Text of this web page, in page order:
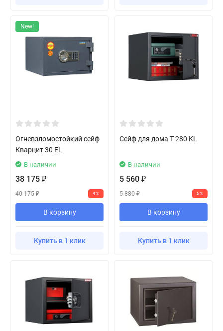
New!
Огневзломостойкий сейф
Кварцит 30 EL
В наличии
38 175 ₽
40 175₽ 4%
В корзину
Купить в 1 клик
Сейф для дома T 280 KL
В наличии
5 560 ₽
5 880₽ 5%
В корзину
Купить в 1 клик